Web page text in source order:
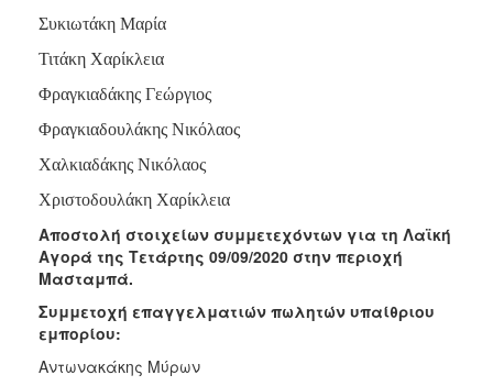
Συκιωτάκη Μαρία
Τιτάκη Χαρίκλεια
Φραγκιαδάκης Γεώργιος
Φραγκιαδουλάκης Νικόλαος
Χαλκιαδάκης Νικόλαος
Χριστοδουλάκη Χαρίκλεια
Αποστολή στοιχείων συμμετεχόντων για τη Λαϊκή
Αγορά της Τετάρτης 09/09/2020 στην περιοχή
Μασταμπά.
Συμμετοχή επαγγελματιών πωλητών υπαίθριου
εμπορίου:
Αντωνακάκης Μύρων